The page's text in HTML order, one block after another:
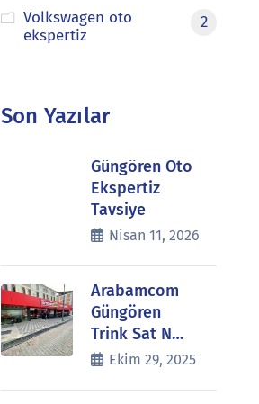
Volkswagen oto
ekspertiz
2
Son Yazılar
Güngören Oto
Ekspertiz
Tavsiye
Nisan 11, 2026
Arabamcom
Güngören
Trink Sat N…
Ekim 29, 2025